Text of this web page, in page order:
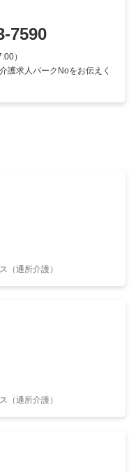
7590
）
護求人パークNoをお伝えく
（通所介護）
（通所介護）